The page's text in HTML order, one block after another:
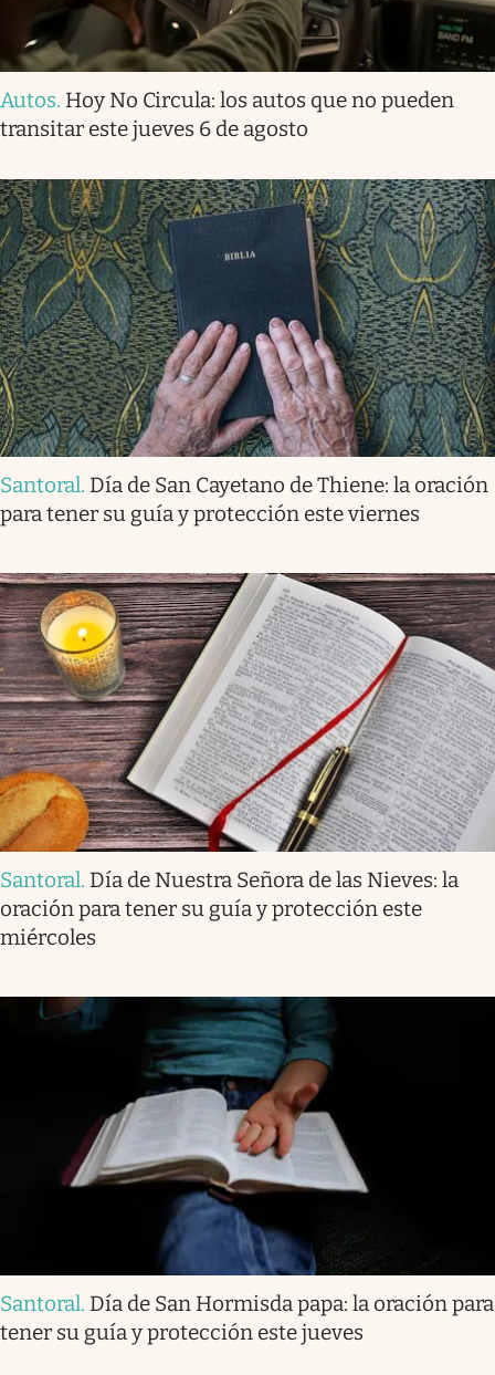
Autos. Hoy No Circula: los autos que no pueden
transitar este jueves 6 de agosto
Santoral. Día de San Cayetano de Thiene: la oración
para tener su guía y protección este viernes
Santoral. Día de Nuestra Señora de las Nieves: la
oración para tener su guía y protección este
miércoles
Santoral. Día de San Hormisda papa: la oración para
tener su guía y protección este jueves